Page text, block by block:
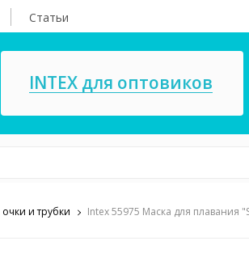
Статьи
INTEX для оптовиков
ремкомплекты
и трубки Intex 55975 Маска для плавания